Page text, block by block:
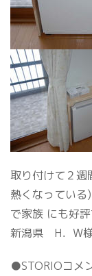
取り付けて２
熱くなっている
で家族 にも好
新潟県 H．W
●STORIOコメ